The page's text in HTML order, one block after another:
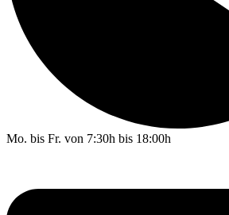
Mo. bis Fr. von 7:30h bis 18:00h